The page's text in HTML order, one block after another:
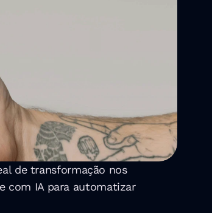
de transformação nos
com IA para automatizar